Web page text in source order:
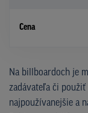
Cena
Na billboardoch je
zadávateľa či
najpoužívanejšie a